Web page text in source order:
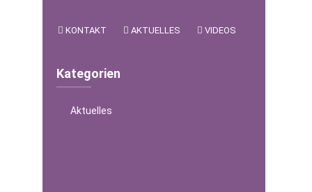
KONTAKT AKTUELLES VIDEOS
Kategorien
Aktuelles